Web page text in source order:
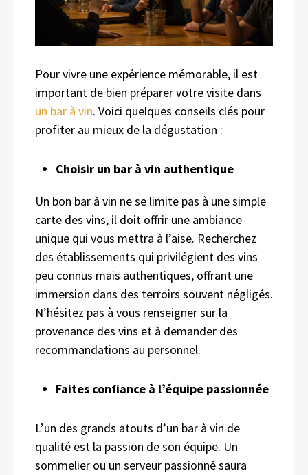
Pour vivre une expérience mémorable, il est
important de bien préparer votre visite dans
un bar à vin. Voici quelques conseils clés pour
profiter au mieux de la dégustation :
Choisir un bar à vin authentique
Un bon bar à vin ne se limite pas à une simple
carte des vins, il doit offrir une ambiance
unique qui vous mettra à l’aise. Recherchez
des établissements qui privilégient des vins
peu connus mais authentiques, offrant une
immersion dans des terroirs souvent négligés.
N’hésitez pas à vous renseigner sur la
provenance des vins et à demander des
recommandations au personnel.
Faites confiance à l’équipe passionnée
L’un des grands atouts d’un bar à vin de
qualité est la passion de son équipe. Un
sommelier ou un serveur passionné saura